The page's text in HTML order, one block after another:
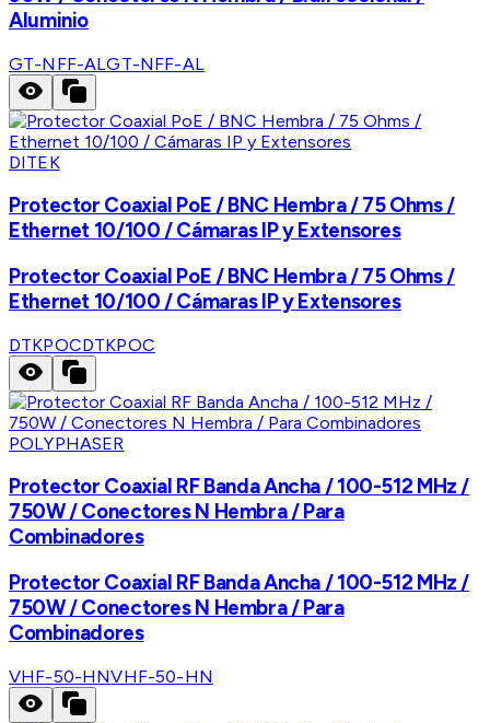
Aluminio
GT-NFF-ALGT-NFF-AL
DITEK
Protector Coaxial PoE / BNC Hembra / 75 Ohms /
Ethernet 10/100 / Cámaras IP y Extensores
Protector Coaxial PoE / BNC Hembra / 75 Ohms /
Ethernet 10/100 / Cámaras IP y Extensores
DTKPOCDTKPOC
POLYPHASER
Protector Coaxial RF Banda Ancha / 100-512 MHz /
750W / Conectores N Hembra / Para
Combinadores
Protector Coaxial RF Banda Ancha / 100-512 MHz /
750W / Conectores N Hembra / Para
Combinadores
VHF-50-HNVHF-50-HN